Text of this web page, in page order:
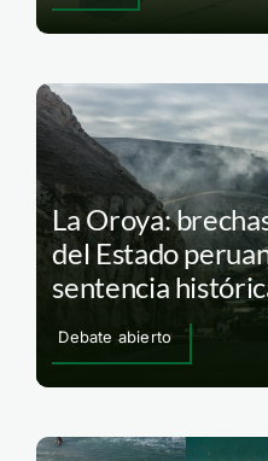
La Oroya:
del Estado
sentencia
Debate abierto